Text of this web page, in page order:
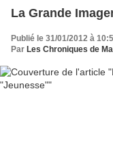
La Grande
Publié le 31/01/2012 à
Par Les Chroniques de